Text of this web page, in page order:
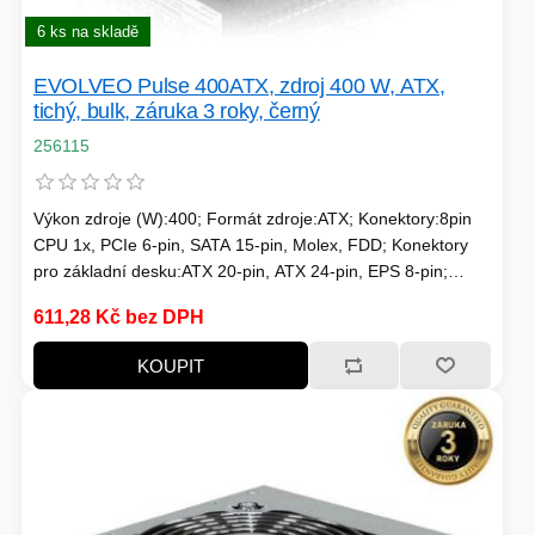
HERNÍ MIKROFONY
PC SKŘÍNĚ
CHLADIČE
AUTO - MOTO
USB KABELY
ZÁSUVKY - VYPÍNAČE
SÍŤOVÉ KABELY
TOPINKOVAČE
6 ks na skladě
EVOLVEO Pulse 400ATX, zdroj 400 W, ATX,
tichý, bulk, záruka 3 roky, černý
256115
Výkon zdroje (W):400; Formát zdroje:ATX; Konektory:8pin
CPU 1x, PCIe 6-pin, SATA 15-pin, Molex, FDD; Konektory
pro základní desku:ATX 20-pin, ATX 24-pin, EPS 8-pin;
611,28 Kč bez DPH
KOUPIT